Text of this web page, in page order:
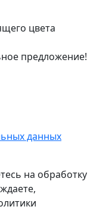
цвета
предложение!
данных
на обработку